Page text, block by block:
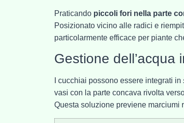
Praticando piccoli fori nella parte
Posizionato vicino alle radici e
particolarmente efficace per piante
Gestione dell’acqua
I cucchiai possono essere integrati in
vasi con la parte concava rivolta
Questa soluzione previene